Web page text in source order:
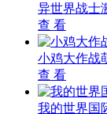
异世界战士
查 看
小鸡大作战
查 看
我的世界国